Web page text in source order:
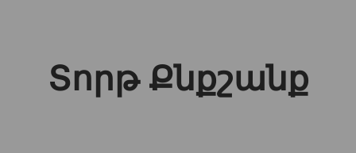
Տորթ Քնքշանք